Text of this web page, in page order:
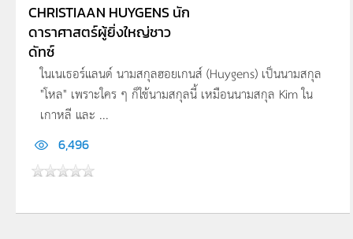
CHRISTIAAN HUYGENS นัก
ดาราศาสตร์ผู้ยิ่งใหญ่ชาว
ดัทซ์
ในเนเธอร์แลนด์ นามสกุลฮอยเกนส์ (Huygens) เป็นนามสกุล
"โหล" เพราะใคร ๆ ก็ใช้นามสกุลนี้ เหมือนนามสกุล Kim ใน
เกาหลี และ ...
6,496